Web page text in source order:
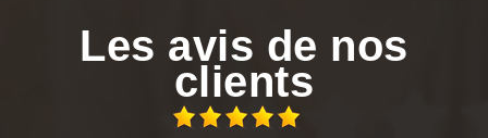
Les avis de nos
clients